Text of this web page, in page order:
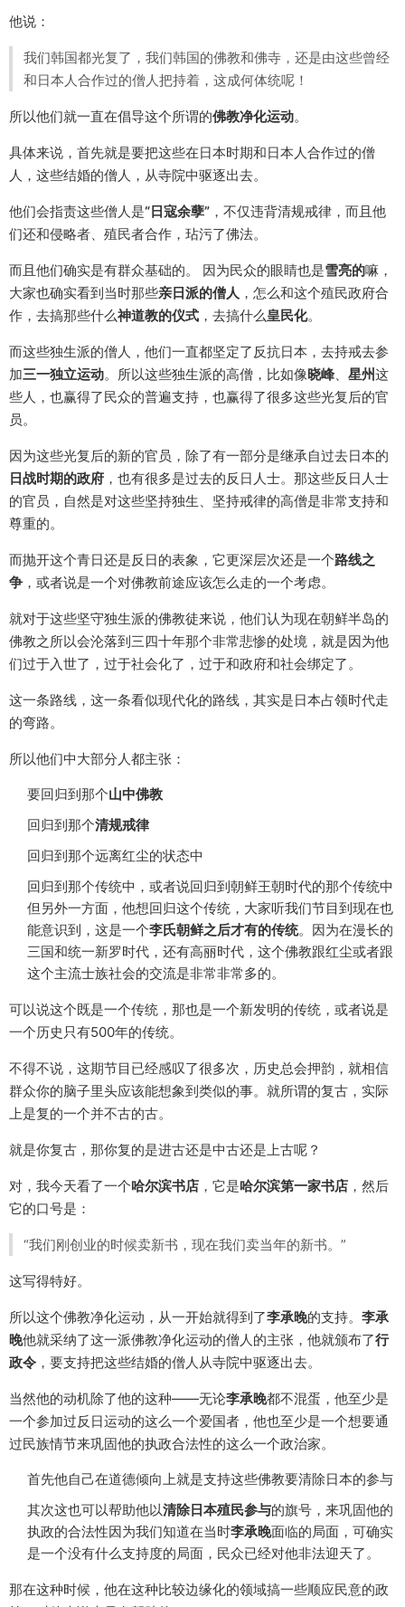
他说：
我们韩国都光复了，我们韩国的佛教和佛寺，还是由这些曾经
和日本人合作过的僧人把持着，这成何体统呢！
所以他们就一直在倡导这个所谓的佛教净化运动。
具体来说，首先就是要把这些在日本时期和日本人合作过的僧
人，这些结婚的僧人，从寺院中驱逐出去。
他们会指责这些僧人是“日寇余孽” ，不仅违背清规戒律，而且他
们还和侵略者、殖民者合作，玷污了佛法。
而且他们确实是有群众基础的。 因为民众的眼睛也是雪亮的嘛，
大家也确实看到当时那些亲日派的僧人 ，怎么和这个殖民政府合
作，去搞那些什么神道教的仪式 ，去搞什么皇民化。
而这些独生派的僧人，他们一直都坚定了反抗日本，去持戒去参
加三一独立运动。所以这些独生派的高僧，比如像晓峰、 星州这
些人，也赢得了民众的普遍支持，也赢得了很多这些光复后的官
员。
因为这些光复后的新的官员，除了有一部分是继承自过去日本的
日战时期的政府 ，也有很多是过去的反日人士。那这些反日人士
的官员，自然是对这些坚持独生、坚持戒律的高僧是非常支持和
尊重的。
而抛开这个青日还是反日的表象，它更深层次还是一个路线之
争 ，或者说是一个对佛教前途应该怎么走的一个考虑。
就对于这些坚守独生派的佛教徒来说，他们认为现在朝鲜半岛的
佛教之所以会沦落到三四十年那个非常悲惨的处境，就是因为他
们过于入世了，过于社会化了，过于和政府和社会绑定了。
这一条路线，这一条看似现代化的路线，其实是日本占领时代走
的弯路。
所以他们中大部分人都主张：
要回归到那个山中佛教
回归到那个清规戒律
回归到那个远离红尘的状态中
回归到那个传统中，或者说回归到朝鲜王朝时代的那个传统中
但另外一方面，他想回归这个传统，大家听我们节目到现在也
能意识到，这是一个李氏朝鲜之后才有的传统。因为在漫长的
三国和统一新罗时代，还有高丽时代，这个佛教跟红尘或者跟
这个主流士族社会的交流是非常非常多的。
可以说这个既是一个传统，那也是一个新发明的传统，或者说是
一个历史只有500年的传统。
不得不说，这期节目已经感叹了很多次，历史总会押韵，就相信
群众你的脑子里头应该能想象到类似的事。就所谓的复古，实际
上是复的一个并不古的古。
就是你复古，那你复的是进古还是中古还是上古呢？
对，我今天看了一个哈尔滨书店 ，它是哈尔滨第一家书店 ，然后
它的口号是：
“我们刚创业的时候卖新书，现在我们卖当年的新书。”
这写得特好。
所以这个佛教净化运动，从一开始就得到了李承晚的支持。 李承
晚他就采纳了这一派佛教净化运动的僧人的主张，他就颁布了行
政令 ，要支持把这些结婚的僧人从寺院中驱逐出去。
当然他的动机除了他的这种——无论李承晚都不混蛋，他至少是
一个参加过反日运动的这么一个爱国者，他也至少是一个想要通
过民族情节来巩固他的执政合法性的这么一个政治家。
首先他自己在道德倾向上就是支持这些佛教要清除日本的参与
其次这也可以帮助他以清除日本殖民参与的旗号，来巩固他的
执政的合法性因为我们知道在当时李承晚面临的局面，可确实
是一个没有什么支持度的局面，民众已经对他非法迎天了。
那在这种时候，他在这种比较边缘化的领域搞一些顺应民意的政